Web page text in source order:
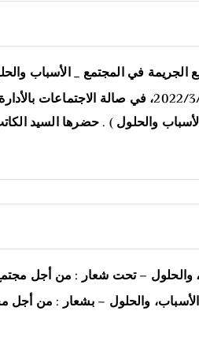
الجريمة في المجتمع _ الأسباب
نظم مركز خدمة وتنمية المجتمع والبيئة بجامعة سبها ،صباح
والحلول ) . حضرها السيد
والحلول – تحت شعار : من أجل
والحلول – بشعار : من أجل